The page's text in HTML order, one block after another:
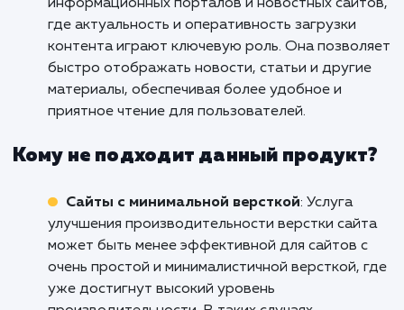
загрузка страниц и удобная навигация
важную роль. Она позволяет снизить время
загрузки страниц товаров, категорий и
что улучшает пользовательский опыт и
способствует увеличению конверсии.
Корпоративные веб-сайты: Услуга
является ценным решением для
веб-сайтов, где представлена информация
компании, ее услугах и продуктах. Она
сократить время загрузки статических
таких как "О нас", "Контакты" и "Услуги",